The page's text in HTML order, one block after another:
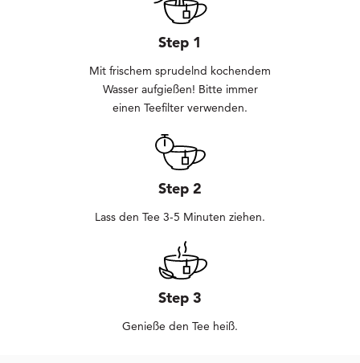
Step 1
Mit frischem sprudelnd kochendem
Wasser aufgießen! Bitte immer
einen Teefilter verwenden.
Step 2
Lass den Tee 3-5 Minuten ziehen.
Step 3
Genieße den Tee heiß.